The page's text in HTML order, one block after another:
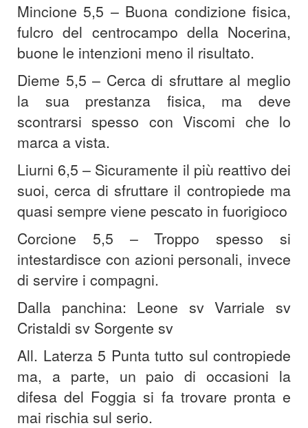
Mincione 5,5 – Buona condizione fisica,
fulcro del centrocampo della Nocerina,
buone le intenzioni meno il risultato.
Dieme 5,5 – Cerca di sfruttare al meglio
la sua prestanza fisica, ma deve
scontrarsi spesso con Viscomi che lo
marca a vista.
Liurni 6,5 – Sicuramente il più reattivo dei
suoi, cerca di sfruttare il contropiede ma
quasi sempre viene pescato in fuorigioco
Corcione 5,5 – Troppo spesso si
intestardisce con azioni personali, invece
di servire i compagni.
Dalla panchina: Leone sv Varriale sv
Cristaldi sv Sorgente sv
All. Laterza 5 Punta tutto sul contropiede
ma, a parte, un paio di occasioni la
difesa del Foggia si fa trovare pronta e
mai rischia sul serio.